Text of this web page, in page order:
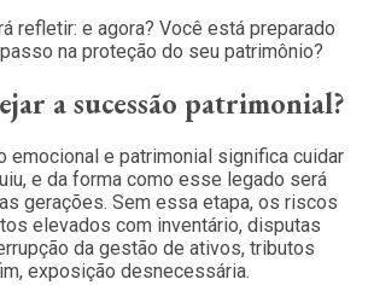
refletir: e agora? Você está preparado
na proteção do seu patrimônio?
a sucessão patrimonial?
emocional e patrimonial significa cuidar
e da forma como esse legado será
gerações. Sem essa etapa, os riscos
elevados com inventário, disputas
da gestão de ativos, tributos
exposição desnecessária.